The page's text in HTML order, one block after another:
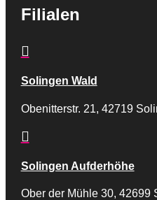
Filialen

Solingen Wald
Obenitterstr. 21, 42719

Solingen Aufderhöhe
Ober der Mühle 30, 42699